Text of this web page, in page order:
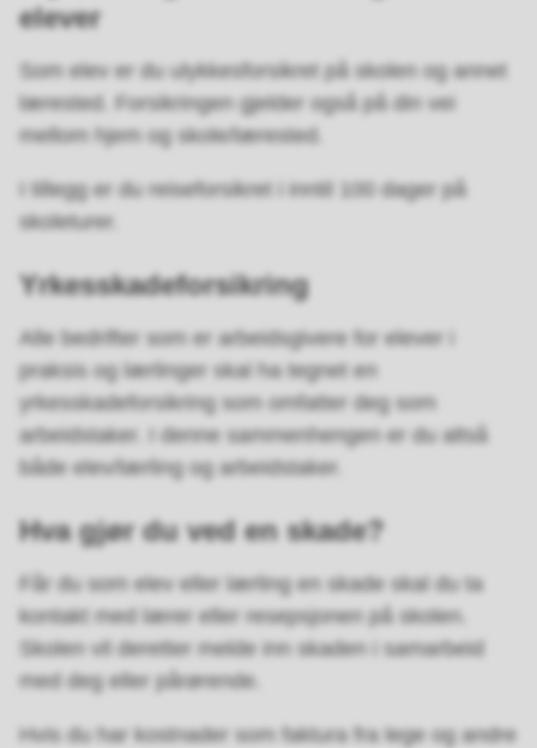
elever
Som elev er du ulykkesforsikret på skolen og annet
lærested. Forsikringen gjelder også på din vei
mellom hjem og skole/lærested.
I tillegg er du reiseforsikret i inntil 100 dager på
skoleturer.
Yrkesskadeforsikring
Alle bedrifter som er arbeidsgivere for elever i
praksis og lærlinger skal ha tegnet en
yrkesskadeforsikring som omfatter deg som
arbeidstaker. I denne sammenhengen er du altså
både elev/lærling og arbeidstaker.
Hva gjør du ved en skade?
Får du som elev eller lærling en skade skal du ta
kontakt med lærer eller resepsjonen på skolen.
Skolen vil deretter melde inn skaden i samarbeid
med deg eller pårørende.
Hvis du har kostnader som faktura fra lege og andre